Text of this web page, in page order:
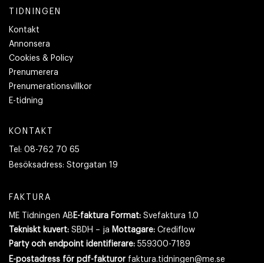
TIDNINGEN
Kontakt
Annonsera
Cookies & Policy
Prenumerera
Prenumerationsvillkor
E-tidning
KONTAKT
Tel: 08-762 70 65
Besöksadress: Storgatan 19
FAKTURA
ME Tidningen AB E-faktura Format: Svefaktura 1.0
Tekniskt kuvert: SBDH – ja Mottagare: Crediflow
Party och endpoint identifierare: 559300-7189
E-postadress för pdf-fakturor faktura.tidningen@me.se